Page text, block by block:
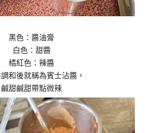
黑色：醬油膏
白色：甜醬
橘紅色：辣醬
和後就稱為賓士沾醬，
鹹甜鹹甜帶點微辣